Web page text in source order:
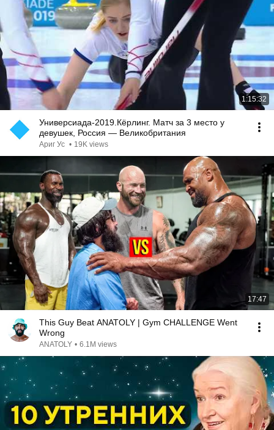
1:15:32
Универсиада-2019.Кёрлинг. Матч за 3 место у
девушек, Россия — Великобритания
Ариг Ус • 19K views
17:47
This Guy Beat ANATOLY | Gym CHALLENGE Went
Wrong
ANATOLY • 6.1M views